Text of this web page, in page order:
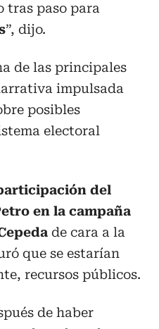
tras paso para
”, dijo.
de las principales
impulsada
posibles
electoral
del
en la campaña
de cara a la
que se estarían
recursos públicos.
de haber